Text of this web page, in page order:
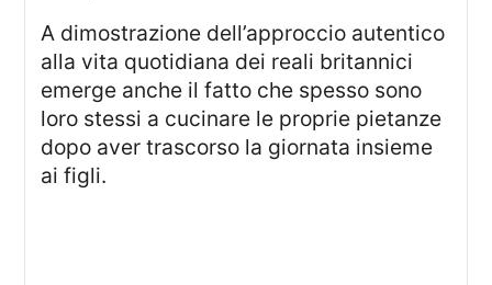
A dimostrazione dell’approccio autentico
alla vita quotidiana dei reali britannici
emerge anche il fatto che spesso sono
loro stessi a cucinare le proprie pietanze
dopo aver trascorso la giornata insieme
ai figli.